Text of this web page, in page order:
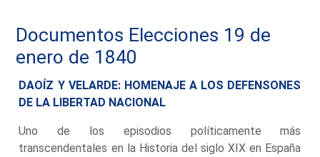
Documentos Elecciones 19 de
enero de 1840
DAOÍZ Y VELARDE: HOMENAJE A LOS DEFENSONES
DE LA LIBERTAD NACIONAL
Uno de los episodios políticamente más
transcendentales en la Historia del siglo XIX en España